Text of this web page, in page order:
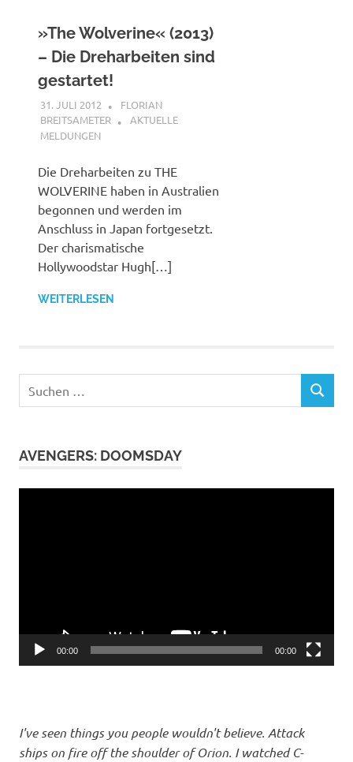
»The Wolverine« (2013)
– Die Dreharbeiten sind
gestartet!
31. JULI 2012
FLORIAN
BREITSAMETER
AKTUELLE
MELDUNGEN
Die Dreharbeiten zu THE
WOLVERINE haben in Australien
begonnen und werden im
Anschluss in Japan fortgesetzt.
Der charismatische
Hollywoodstar Hugh[…]
WEITERLESEN
nach:
SUCHEN
AVENGERS: DOOMSDAY
00:00 00:00
I've seen things you people wouldn't believe. Attack
ships on fire off the shoulder of Orion. I watched C-